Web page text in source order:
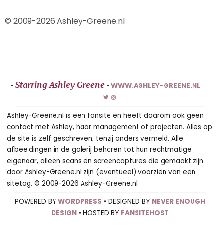
© 2009-2026 Ashley-Greene.nl
• Starring Ashley Greene • WWW.ASHLEY-GREENE.NL
Ashley-Greene.nl is een fansite en heeft daarom ook geen
contact met Ashley, haar management of projecten. Alles op
de site is zelf geschreven, tenzij anders vermeld. Alle
afbeeldingen in de galerij behoren tot hun rechtmatige
eigenaar, alleen scans en screencaptures die gemaakt zijn
door Ashley-Greene.nl zijn (eventueel) voorzien van een
sitetag. © 2009-2026 Ashley-Greene.nl
POWERED BY WORDPRESS • DESIGNED BY NEVER ENOUGH
DESIGN • HOSTED BY FANSITEHOST